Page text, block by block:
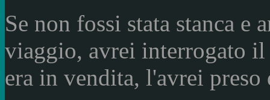
Se non fossi stata stanca e
viaggio, avrei interrogato
era in vendita, l'avrei